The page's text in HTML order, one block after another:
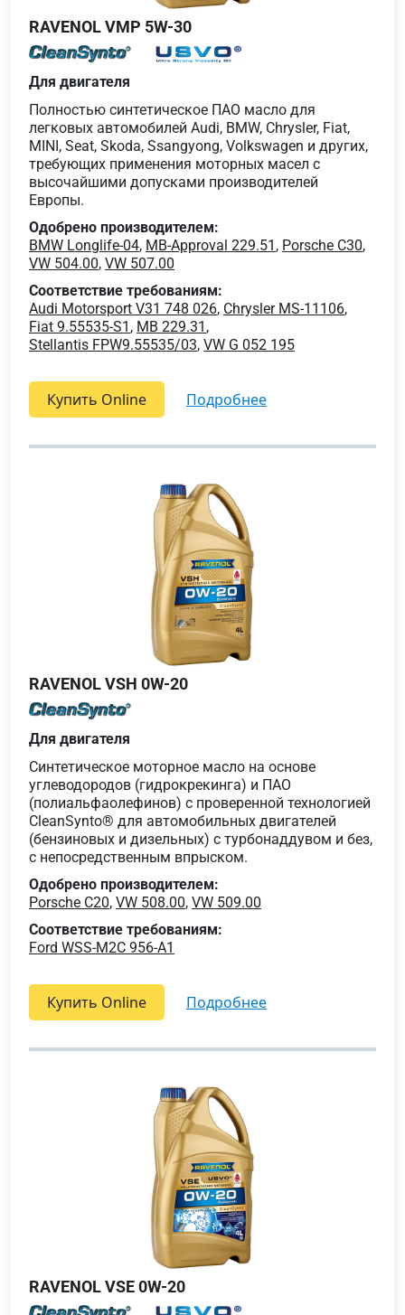
RAVENOL VMP 5W-30
Для двигателя
Полностью синтетическое ПАО масло для
легковых автомобилей Audi, BMW, Chrysler, Fiat,
MINI, Seat, Skoda, Ssangyong, Volkswagen и других,
требующих применения моторных масел с
высочайшими допусками производителей
Европы.
Одобрено производителем:
BMW Longlife-04, MB-Approval 229.51 , Porsche C30,
VW 504.00, VW 507.00
Соответствие требованиям:
Audi Motorsport V31 748 026, Chrysler MS-11106,
Fiat 9.55535-S1 , MB 229.31 ,
Stellantis FPW9.55535/03, VW G 052 195
Купить Online подробнее
RAVENOL VSH 0W-20
Для двигателя
Синтетическое моторное масло на основе
углеводородов (гидрокрекинга) и ПАО
(полиальфаолефинов) с проверенной технологией
CleanSynto® для автомобильных двигателей
(бензиновых и дизельных) с турбонаддувом и без,
с непосредственным впрыском.
Одобрено производителем:
Porsche C20, VW 508.00, VW 509.00
Соответствие требованиям:
Ford WSS-M2C 956-A1
Купить Online подробнее
RAVENOL VSE 0W-20